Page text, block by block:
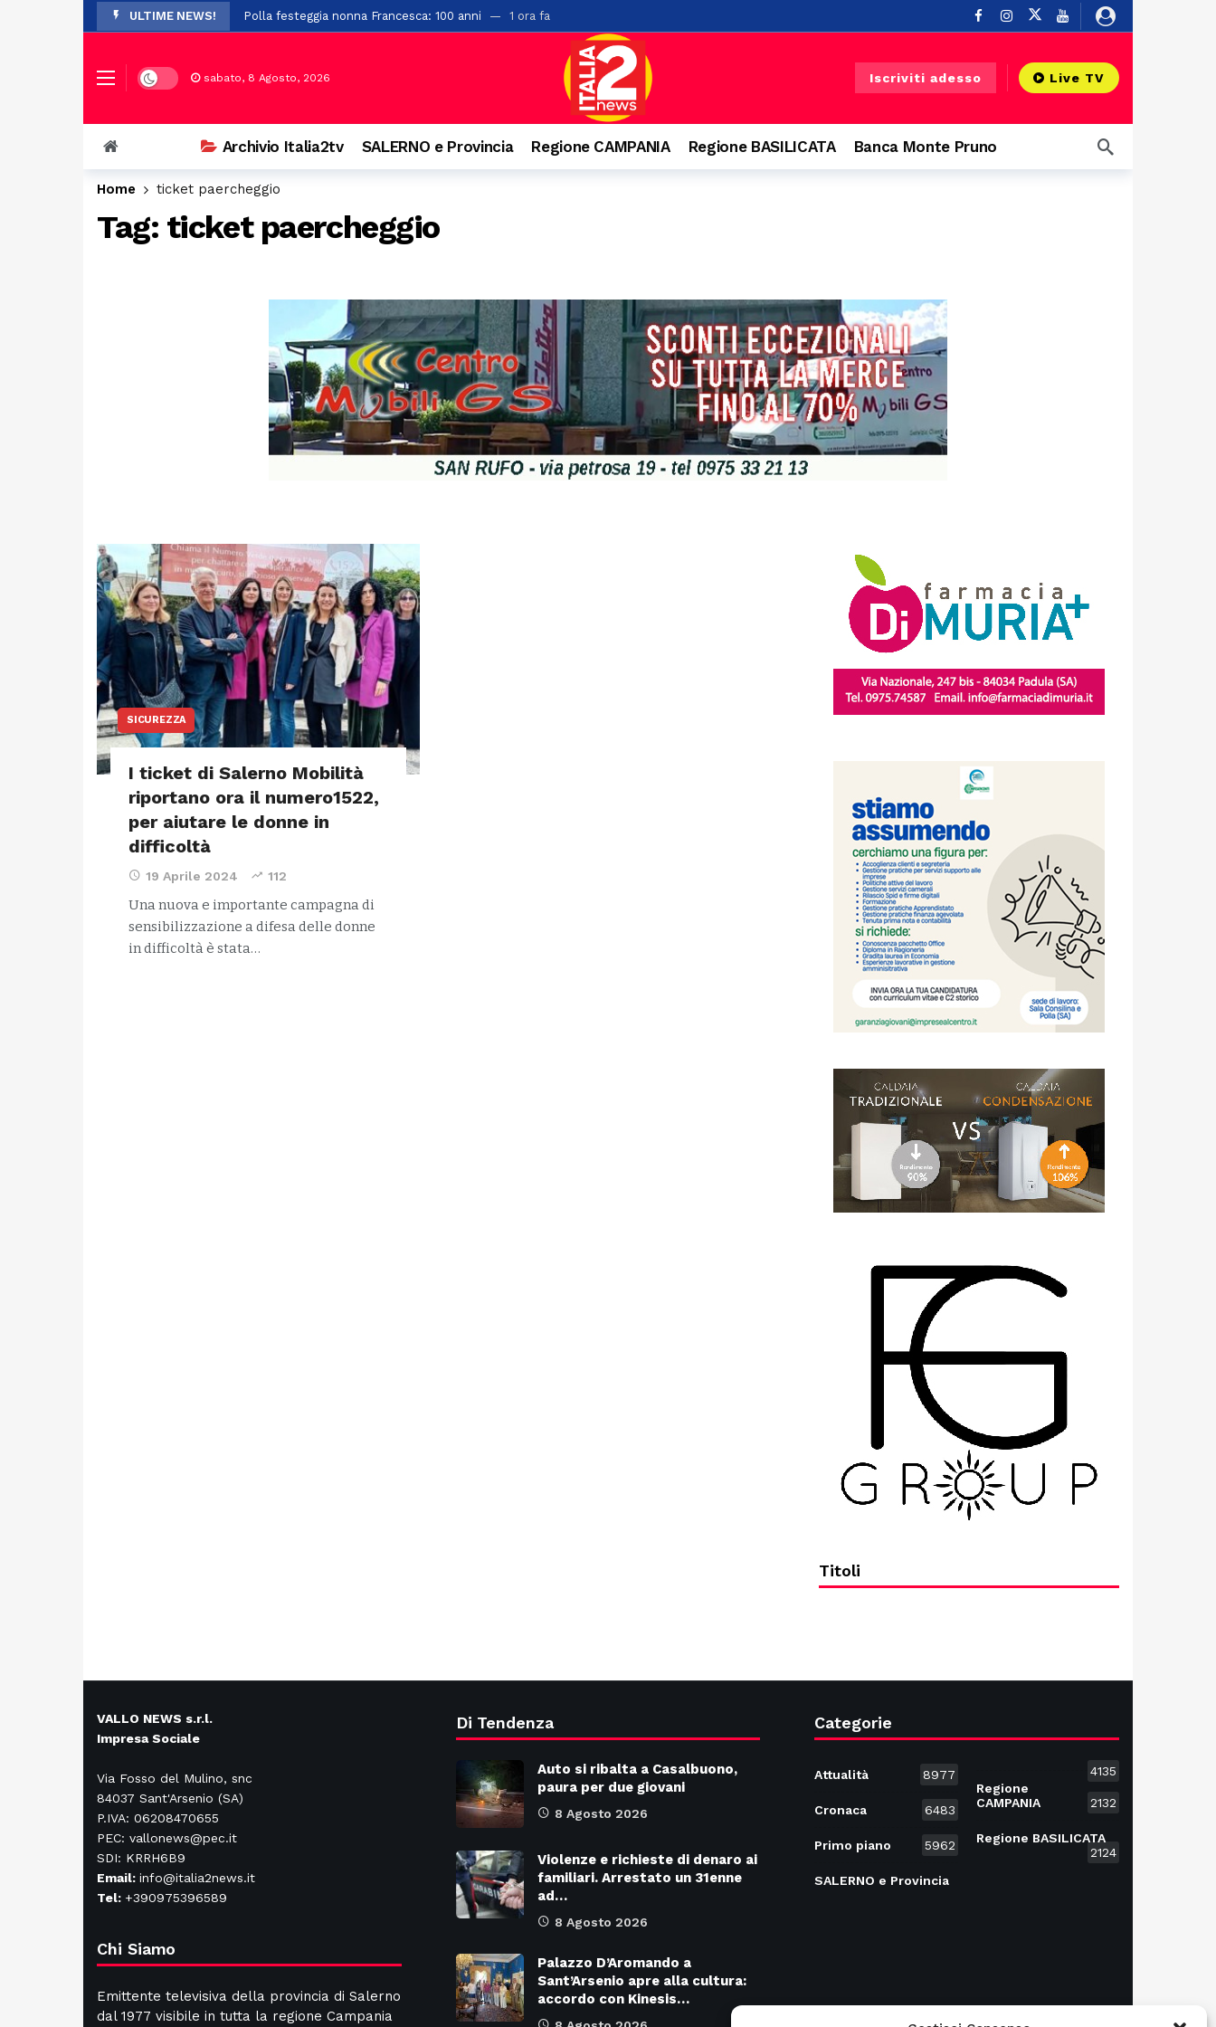
ULTIME NEWS! Polla festeggia nonna Francesca: 100 anni 1 ora fa
Paura per 19 boy scout dispersi sul Monte Cerreto: salvati 6 ore fa
A Stio la presentazione de “L’Idioma Perduto” di Mario Infante, sostenuta dalla Banca Monte Pruno 8 ore fa
8 ore fa
Perde il controllo della moto e precipita nel vuoto, grave 27enne a Castellabate
Il Festival Mogol Battisti conquista Santa Maria di Castellabate: ecco tutti i vincitori
Firme digitali false per evitare il pagamento delle tasse: 9 indagati nel Vallo di Diano
Palazzo D’Aromando a Sant’Arsenio apre alla cultura: accordo con Kinesis per concerti, spettacoli e grandi eventi
Dark mode sabato, 8 Agosto, 2026 Iscriviti adesso Live TV
Archivio Italia2tv SALERNO e Provincia Regione CAMPANIA Regione BASILICATA Banca Monte Pruno
Home ticket paercheggio
Tag: ticket paercheggio
SICUREZZA
I ticket di Salerno Mobilità
riportano ora il numero1522,
per aiutare le donne in
difficoltà
19 Aprile 2024 112
Una nuova e importante campagna di
sensibilizzazione a difesa delle donne
in difficoltà è stata…
Titoli
VALLO NEWS s.r.l.
Impresa Sociale
Via Fosso del Mulino, snc
84037 Sant'Arsenio (SA)
P.IVA: 06208470655
PEC: vallonews@pec.it
SDI: KRRH6B9
Email: info@italia2news.it
Tel: +390975396589
Chi Siamo
Emittente televisiva della provincia di Salerno
dal 1977 visibile in tutta la regione Campania
Di Tendenza
Auto si ribalta a Casalbuono,
paura per due giovani
8 Agosto 2026
Violenze e richieste di denaro ai
familiari. Arrestato un 31enne
ad…
8 Agosto 2026
Palazzo D’Aromando a
Sant’Arsenio apre alla cultura:
accordo con Kinesis…
Categorie
Attualità 8977
Cronaca 6483
Primo piano 5962
SALERNO e Provincia
4135
Regione
CAMPANIA
2132
Regione BASILICATA
2124